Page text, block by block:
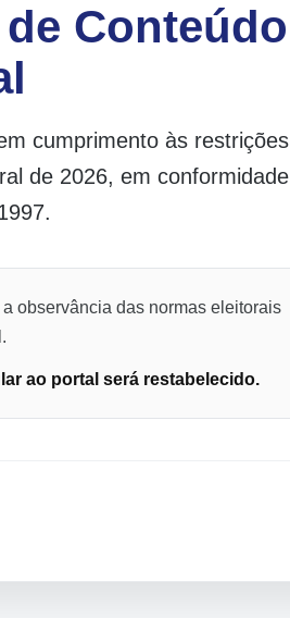
Conteúdo
cumprimento às restrições
de 2026, em conformidade
observância das normas eleitorais
ao portal será restabelecido.